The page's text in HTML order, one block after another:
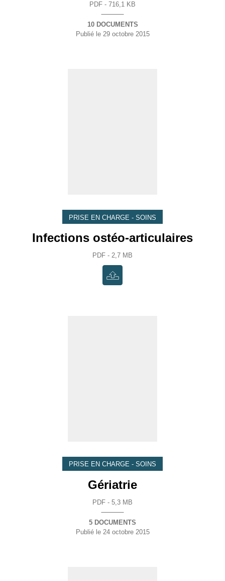
PDF - 716,1 KB
10 DOCUMENTS
Publié le29 octobre 2015
PRISE EN CHARGE - SOINS
Infections ostéo-articulaires
PDF - 2,7 MB
PRISE EN CHARGE - SOINS
Gériatrie
PDF - 5,3 MB
5 DOCUMENTS
Publié le24 octobre 2015